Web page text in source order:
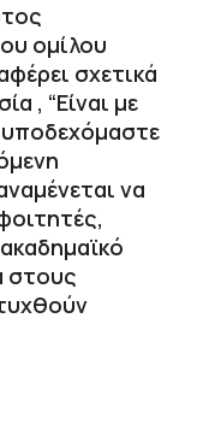
ομίλου
σχετικά
, “Είναι με
υποδεχόμαστε
να
στους